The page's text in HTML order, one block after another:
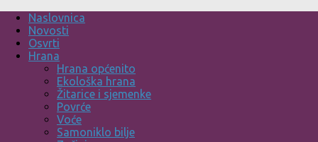
Skip
content
Naslovnica
Novosti
Osvrti
Hrana
Hrana općenito
Ekološka hrana
Žitarice i sjemenke
Povrće
Voće
Samoniklo bilje